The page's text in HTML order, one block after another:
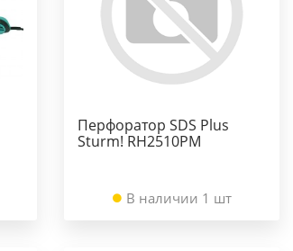
Перфоратор SDS Plus
Sturm! RH2510PM
В наличии 1 шт